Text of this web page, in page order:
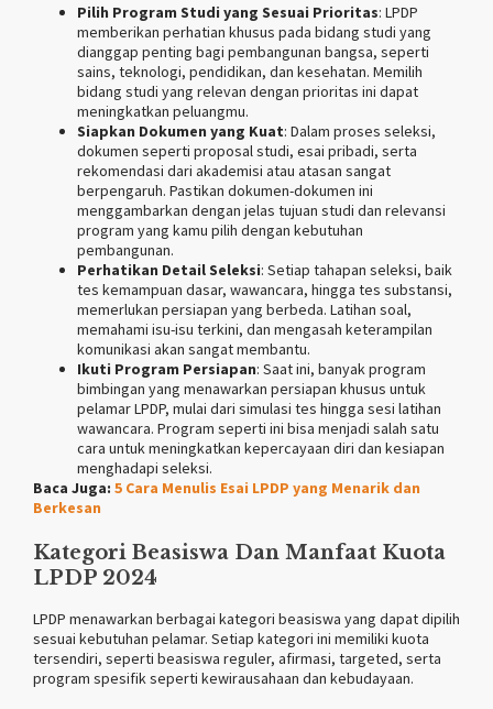
Pilih Program Studi yang Sesuai Prioritas: LPDP
memberikan perhatian khusus pada bidang studi yang
dianggap penting bagi pembangunan bangsa, seperti
sains, teknologi, pendidikan, dan kesehatan. Memilih
bidang studi yang relevan dengan prioritas ini dapat
meningkatkan peluangmu.
Siapkan Dokumen yang Kuat: Dalam proses seleksi,
dokumen seperti proposal studi, esai pribadi, serta
rekomendasi dari akademisi atau atasan sangat
berpengaruh. Pastikan dokumen-dokumen ini
menggambarkan dengan jelas tujuan studi dan relevansi
program yang kamu pilih dengan kebutuhan
pembangunan.
Perhatikan Detail Seleksi: Setiap tahapan seleksi, baik
tes kemampuan dasar, wawancara, hingga tes substansi,
memerlukan persiapan yang berbeda. Latihan soal,
memahami isu-isu terkini, dan mengasah keterampilan
komunikasi akan sangat membantu.
Ikuti Program Persiapan: Saat ini, banyak program
bimbingan yang menawarkan persiapan khusus untuk
pelamar LPDP, mulai dari simulasi tes hingga sesi latihan
wawancara. Program seperti ini bisa menjadi salah satu
cara untuk meningkatkan kepercayaan diri dan kesiapan
menghadapi seleksi.
Baca Juga: 5 Cara Menulis Esai LPDP yang Menarik dan
Berkesan
Kategori Beasiswa Dan Manfaat Kuota
LPDP 2024
LPDP menawarkan berbagai kategori beasiswa yang dapat dipilih
sesuai kebutuhan pelamar. Setiap kategori ini memiliki kuota
tersendiri, seperti beasiswa reguler, afirmasi, targeted, serta
program spesifik seperti kewirausahaan dan kebudayaan.